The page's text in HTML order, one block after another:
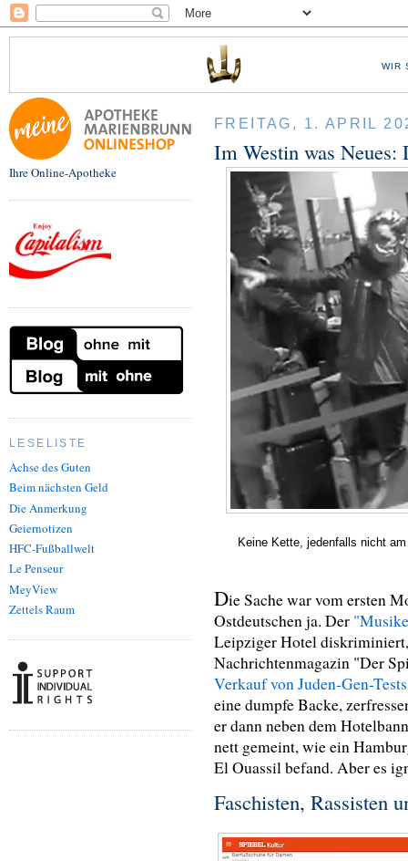
WIR
Ihre Online-Apotheke
LESELISTE
Achse des Guten
Beim nächsten Geld
Die Anmerkung
Geiernotizen
HFC-Fußballwelt
Le Penseur
MeyView
Zettels Raum
FREITAG, 1. APRIL
Im Westin was Neues:
Keine Kette, jedenfalls nicht
Die Sache war vom ersten
Ostdeutschen ja. Der
Leipziger Hotel
Nachrichtenmagazin "Der
Verkauf von Juden-Gen-
eine dumpfe Backe,
er dann neben dem
nett gemeint, wie ein
El Ouassil befand. Aber es
Faschisten, Rassisten